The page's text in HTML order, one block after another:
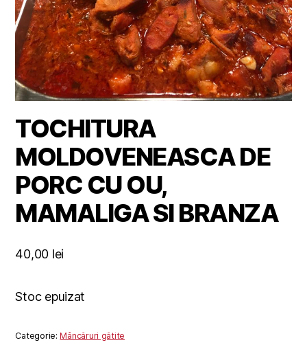
TOCHITURA
MOLDOVENEASCA DE
PORC CU OU,
MAMALIGA SI BRANZA
40,00 lei
Stoc epuizat
Categorie:Mâncăruri gătite